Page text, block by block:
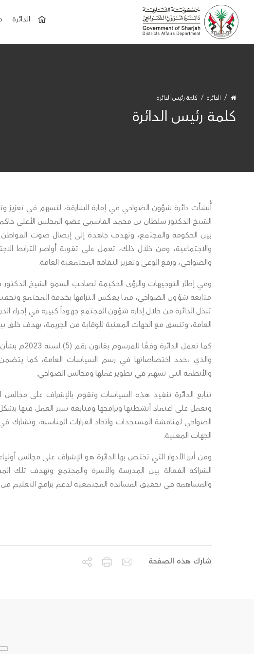
الدائرة
الدائرة كلمة رئيس الدائرة
كلمة رئيس الدائرة
أُنشأت دائرة شؤون الضواحي في إمارة الشارقة، لتسهم في تعزيز
الشيخ الدكتور سلطان بن محمد القاسمي عضو المجلس الأعلى
بين الحكومة والمجتمع، وتهدف جاهدة إلى إيصال صوت المواطن
والاجتماعية، ومن خلال ذلك، تعمل على تقوية أواصر الترابط
والضواحي، ورفع الوعي وتعزيز الثقافة المجتمعية العامة.
وفي إطار التوجيهات والرؤى الحكيمة لصاحب السمو الشيخ
متابعة شؤون الضواحي، مما يعكس التزامها بخدمة المجتمع
تبذل الدائرة من خلال إدارة شؤون المجتمع جهوداً كبيرة في إجراء
العامة، وتنسق مع الجهات المعنية للوقاية من الجريمة، بهدف خلق
كما تعمل
والذي يحدد اختصاصاتها في رسم السياسات العامة، كما
والأنظمة التي تسهم في تطوير عملها ومجالس الضواحي.
تتابع الدائرة تنفيذ هذه السياسات وتقوم بالإشراف على
وتعمل على اعتماد أنشطتها وبرامجها ومتابعة سير العمل فيها
الضواحي لمناقشة المستجدات واتخاذ القرارات المناسبة،
الجهات المعنية.
ومن أبرز الأدوار التي تختص بها الدائرة هو الإشراف على مجالس
الشراكة الفعالة بين المدرسة والأسرة والمجتمع وتهدف تلك
والمساهمة في تحقيق المساندة المجتمعية لدعم برامج التعليم من
شارك هذه الصفحة